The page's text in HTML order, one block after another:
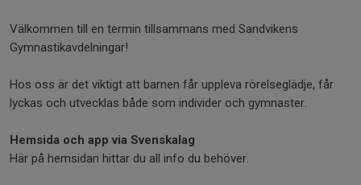
Välkommen till en termin tillsammans med Sandvikens
Gymnastikavdelningar!
Hos oss är det viktigt att barnen får uppleva rörelseglädje, får
lyckas och utvecklas både som individer och gymnaster.
Hemsida och app via Svenskalag
Här på hemsidan hittar du all info du behöver.